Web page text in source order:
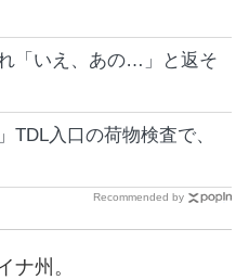
「いえ、あの…」と返そ
TDL入口の荷物検査で、
Recommended by
ナ州。